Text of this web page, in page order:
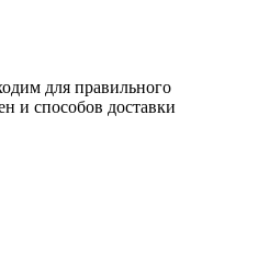
для правильного
и способов доставки